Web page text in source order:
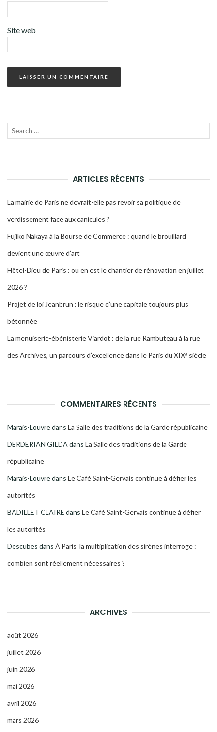
Site web
Recherche
ARTICLES RÉCENTS
La mairie de Paris ne devrait-elle pas revoir sa politique de
verdissement face aux canicules ?
Fujiko Nakaya à la Bourse de Commerce : quand le brouillard
devient une œuvre d’art
Hôtel-Dieu de Paris : où en est le chantier de rénovation en juillet
2026 ?
Projet de loi Jeanbrun : le risque d’une capitale toujours plus
bétonnée
La menuiserie-ébénisterie Viardot : de la rue Rambuteau à la rue
des Archives, un parcours d’excellence dans le Paris du XIXᵉ siècle
COMMENTAIRES RÉCENTS
Marais-Louvredans La Salle des traditions de la Garde républicaine
DERDERIAN GILDA dans La Salle des traditions de la Garde
républicaine
Marais-Louvredans Le Café Saint-Gervais continue à défier les
autorités
BADILLET CLAIRE dans Le Café Saint-Gervais continue à défier
les autorités
Descubes dans À Paris, la multiplication des sirènes interroge :
combien sont réellement nécessaires ?
ARCHIVES
août 2026
juillet 2026
juin 2026
mai 2026
avril 2026
mars 2026